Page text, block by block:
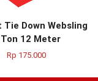
Tie Down Websling
12 Meter
Rp 175.000